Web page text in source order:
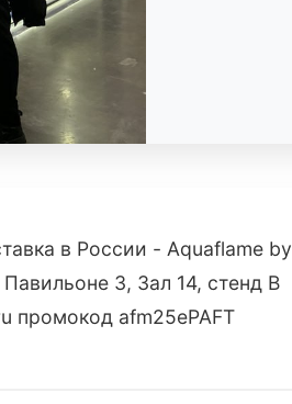
в России - Aquaflame by
3, Зал 14, стенд В
промокод afm25ePAFT